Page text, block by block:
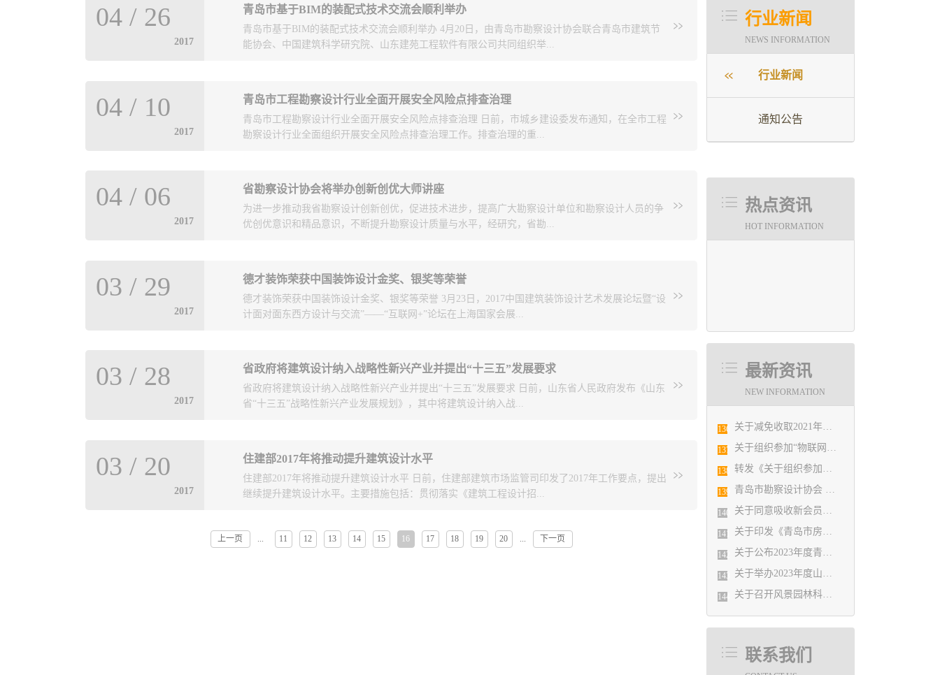
领导、勘察设计科（处）长、抗震办主任，施工图审查机构主要负责人，部分勘察设计
单位代表；邀请省人防、公安消防等部门有关负责同志出席。市城乡建设委的经验主要
包括：1积极开展政府购买施工图审查服务，规范进行资金审核、拨付。建立施工图审查
每月台账动态更新制度，提高资金拨付的计划性、预算编制的科学性；联合市财政局对
金拨付工作进行挂钩。3指导施工图审查机构强化审查服务，确保审查机构为社会提供优
质高效的服务。要求审查机构提高施工图审查服务效率，将审查时限控制在法定时限的
作日。同时，要求各审查机构进一步增强服务意识，通过容缺受理、创新工作模式、分
步审查、分步发放合格书等方式，力促建设项目尽快完成施工图设计文件审查，早日进
行业新闻
NEWS INFORMATION
行业新闻
通知公告
热点资讯
HOT INFORMATION
最新资讯
NEW INFORMATION
136 关于减免收取2021年度会费的决定
137 关于组织参加“物联网支撑的国产建筑设备节能控制技术论坛（青岛站）”活动的通知
138 转发《关于组织参加山东省建设科技创新成果 竞赛的通知》的通知
139 青岛市勘察设计协会 关于对青岛市建筑设计BIM技术应用技能竞赛选拔赛获奖结果的公示
140 关于同意吸收新会员单位的决定
141 关于印发《青岛市房屋建筑和市政工程施工图设计文件报审时限管理办法》的通知
142 关于公布2023年度青岛市优秀工程勘察设计成果竞赛评选结果的通知
143 关于举办2023年度山东省建筑信息模型（BIM）技术应用大赛申报说明宣贯会通知
144 关于召开风景园林科技创新交流研讨会的通知
联系我们
青岛市基于BIM的装配式技术交流会顺利举办
2017
04 / 26
青岛市基于BIM的装配式技术交流会顺利举办 4月20日，由青岛市勘察设计协会联合青岛市建筑节
能协会、中国建筑科学研究院、山东建苑工程软件有限公司共同组织举...
办的“青岛市基于BIM的装配式技术交流会”在青岛东晖国际大酒店顺利举行。本次活动是青岛市勘
察设计协会、青岛市建筑节能协会结合当前国内装配式建筑发展的总体形势要求，为推动实现我市
2020年装配式建筑占新建建筑比例达到30%以上的任务目标而组织举办的一次技术交流活动。来自
我市工程勘察设计单位、施工图审查机构、房地产开发及施工企业共300余人参加了本次交流会。中
平台的装配式深化设计要点等技术内容。
青岛市工程勘察设计行业全面开展安全风险点排查治理
2017
04 / 10
青岛市工程勘察设计行业全面开展安全风险点排查治理 日前，市城乡建设委发布通知，在全市工程
勘察设计行业全面组织开展安全风险点排查治理工作。排查治理的重...
点内容是：各区市建设主管部门、勘察设计单位、施工图审查机构通过聘请专家或专业技术力量参
与风险点辨识等方法，在各自辖区及行业领域内全面组织开展安全风险点排查治理工作，对可能导
致安全生产事故发生的安全风险进行全面排查并及时做好防控治理工作。排查治理工作自即日起至
2017年6月底，分三个阶段进行：（一）排查阶段（即日起至2017年4月底），（二）治理阶段
省勘察设计协会将举办创新创优大师讲座
2017
04 / 06
为进一步推动我省勘察设计创新创优，促进技术进步，提高广大勘察设计单位和勘察设计人员的争
优创优意识和精品意识，不断提升勘察设计质量与水平，经研究，省勘...
察设计协会定于2017年4月12日在济南举办勘察设计“创新创优大师讲座”。参会人员包括各市勘察设
计协会负责组织评优的同志、甲级勘察设计单位主管质量技术负责人或评优负责同志。
德才装饰荣获中国装饰设计金奖、银奖等荣誉
2017
03 / 29
德才装饰荣获中国装饰设计金奖、银奖等荣誉 3月23日，2017中国建筑装饰设计艺术发展论坛暨“设
计面对面东西方设计与交流”——“互联网+”论坛在上海国家会展...
中心2号馆隆重举行，中国建筑装饰协会李秉仁会长等行业领导、国内外建筑装饰设计界权威专家以
及众多优秀设计师出席论坛，德才装饰凭借突出的设计实力受邀参加论坛，并荣获中国装饰设计奖
金奖1项，银奖2项，载誉而归。论坛伊始，中国建筑装饰协会李秉仁会长致辞，他阐述了“2017中国
建筑装饰设计艺术发展论坛暨互联网+论坛”的举办对于中国建筑装饰行业的重要意义，并预祝活动
览馆荣获中国装饰设计奖银奖，青岛13号线城际轨道交通高架站室内设计荣获中国装饰设计奖银
奖，同时德才装饰还领取了中国建筑装饰行业设计机构五十强企业证书。设计领域作为德才装饰的
重要领域，目前已经涵盖了规划设计、建筑设计、装饰设计等多个细分领域，可以为客户提供全产
业链的设计服务，同时德才装饰通过在英国成立DC+HD设计院，整合到150多位国际一流的设计师
将业务拓展到欧洲、亚洲、中东、加勒比海等国际市场，并承接了诸多城市规划、住宅、景观设
计、大型场馆及酒店设计项目，作为欧洲地标性建筑的波黑军港（伯特洛瓦港湾城）便是由DC+HD
省政府将建筑设计纳入战略性新兴产业并提出“十三五”发展要求
2017
03 / 28
省政府将建筑设计纳入战略性新兴产业并提出“十三五”发展要求 日前，山东省人民政府发布《山东
省“十三五”战略性新兴产业发展规划》，其中将建筑设计纳入战...
略性新兴产业，作为数字创意产业中设计服务的一个子类。《规划》提出：大力发展特色化建筑设
计。围绕新型城镇化发展需求，发展城市规划设计、建筑设计、环境规划设计、园艺设计和旅游设
计，优化城市空间布局、完善功能分区，注重文化表达，突出城市文化特色。促进设计在海绵城
市、智慧城市创建过程中的融合应用，改善城市生态环境。大力发展家居用品、装饰材料、建筑材
住建部2017年将推动提升建筑设计水平
2017
03 / 20
住建部2017年将推动提升建筑设计水平 日前，住建部建筑市场监管司印发了2017年工作要点，提出
继续提升建筑设计水平。主要措施包括：贯彻落实《建筑工程设计招...
标投标管理办法》，推行建筑设计方案、设计团队等符合设计特点的招标方式，提高评标专家的专
上一页 ... 11 12 13 14 15 16 17 18 19 20 ... 下一页